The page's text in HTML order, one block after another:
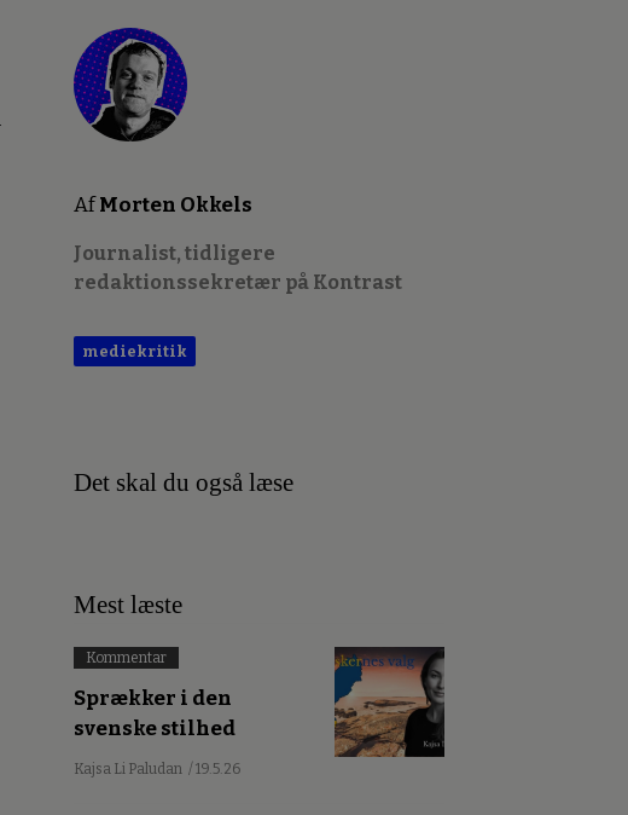
AfMorten Okkels
Journalist, tidligere
redaktionssekretær på Kontrast
mediekritik
Det skal du også læse
Mest læste
Kommentar
Sprækker i den
svenske stilhed
Kajsa Li Paludan / 19.5.26